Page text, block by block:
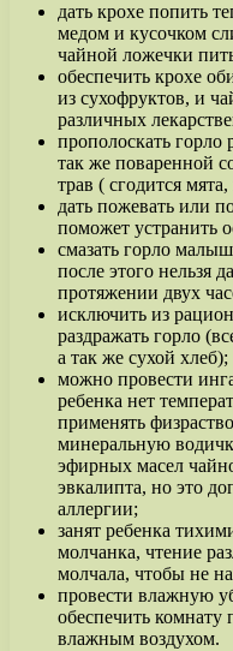
дать крохе попить
медом и кусочком
чайной ложечки
обеспечить крохе
из сухофруктов, и
различных
прополоскать горло
так же поваренной
трав ( сгодится
дать пожевать или
поможет устранить
смазать горло
после этого нельзя
протяжении двух
исключить из
раздражать горло
а так же сухой хлеб);
можно провести
ребенка нет
применять
минеральную
эфирных масел
эвкалипта, но это
аллергии;
занят ребенка
молчанка, чтение
молчала, чтобы не
провести влажную
обеспечить
влажным воздухом.